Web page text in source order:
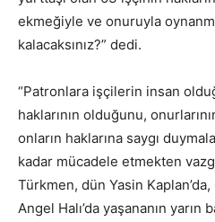
ekmeğiyle ve onuruyla
kalacaksınız?” dedi.
“Patronlara işçilerin insan
haklarının olduğunu,
onların haklarına saygı
kadar mücadele etmekten
Türkmen, dün Yasin
Angel Halı’da yaşananın yarın